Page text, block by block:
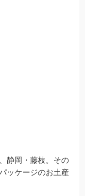
静岡・藤枝。その
ッケージのお土産